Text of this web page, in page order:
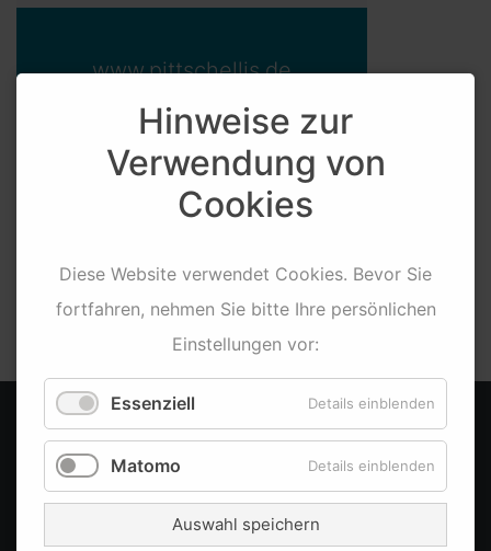
www.pittschellis.de
Team Post
KONTAKT
dyco MEDIA
Hinweise zur
Verwendung von
Cookies
Diese Website verwendet Cookies. Bevor Sie
fortfahren, nehmen Sie bitte Ihre persönlichen
Einstellungen vor:
Essenziell Details einblenden
Matomo Details einblenden
Auswahl speichern